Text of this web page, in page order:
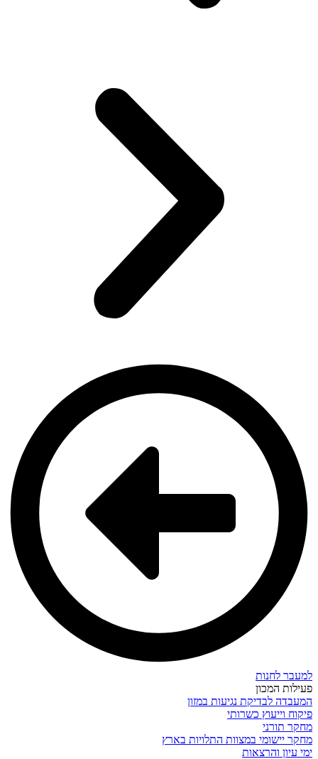
למעבר לחנות
פעילות המכון
המעבדה לבדיקת נגיעות במזון
פיקוח וייעוץ כשרותי
מחקר תורני
מחקר יישומי במצוות התלויות בארץ
ימי עיון והרצאות